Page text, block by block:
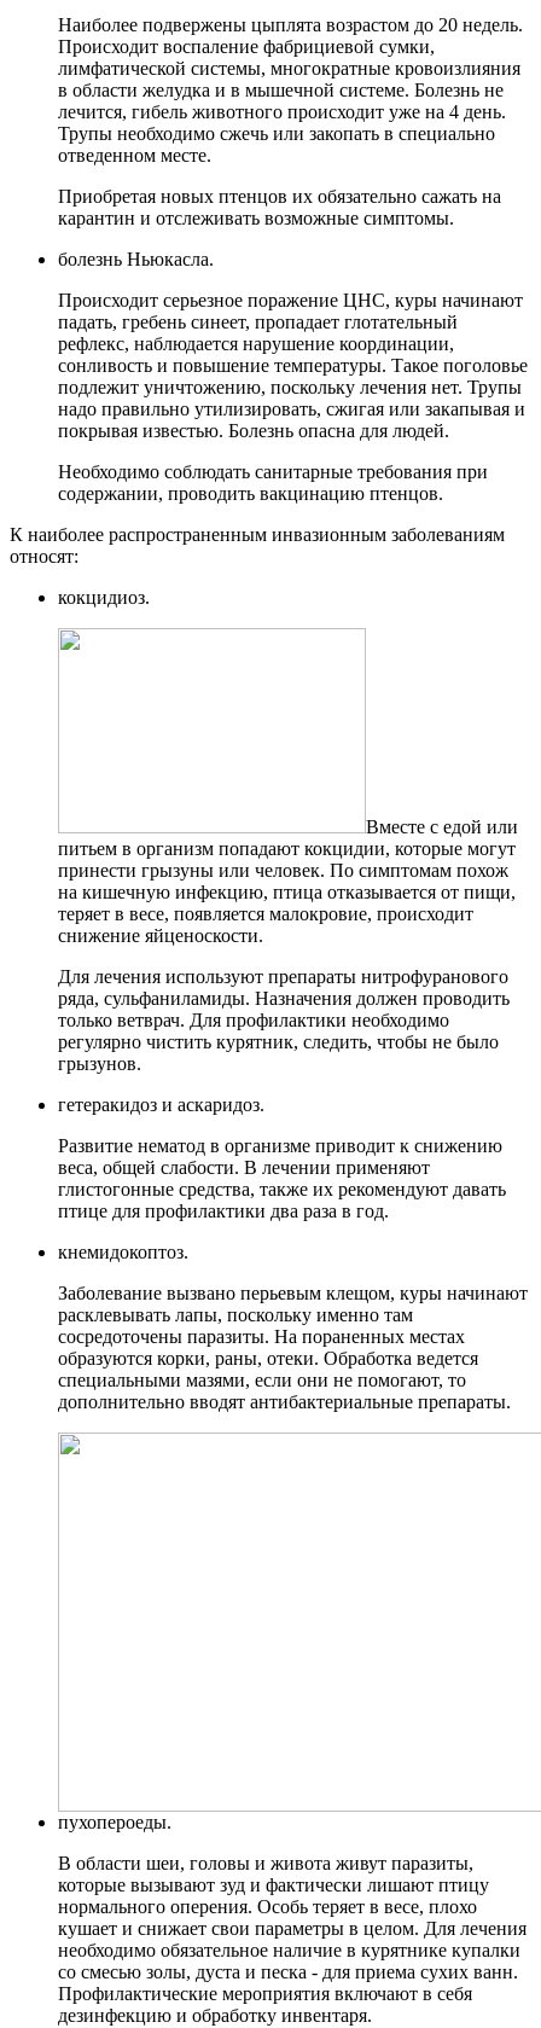
Наиболее подвержены цыплята возрастом до 20 недель.
Происходит воспаление фабрициевой сумки,
лимфатической системы, многократные кровоизлияния
в области желудка и в мышечной системе. Болезнь не
лечится, гибель животного происходит уже на 4 день.
Трупы необходимо сжечь или закопать в специально
отведенном месте.
Приобретая новых птенцов их обязательно сажать на
карантин и отслеживать возможные симптомы.
болезнь Ньюкасла.
Происходит серьезное поражение ЦНС, куры начинают
падать, гребень синеет, пропадает глотательный
рефлекс, наблюдается нарушение координации,
сонливость и повышение температуры. Такое поголовье
подлежит уничтожению, поскольку лечения нет. Трупы
надо правильно утилизировать, сжигая или закапывая и
покрывая известью. Болезнь опасна для людей.
Необходимо соблюдать санитарные требования при
содержании, проводить вакцинацию птенцов.
К наиболее распространенным инвазионным заболеваниям
относят:
кокцидиоз.
Вместе с едой или
питьем в организм попадают кокцидии, которые могут
принести грызуны или человек. По симптомам похож
на кишечную инфекцию, птица отказывается от пищи,
теряет в весе, появляется малокровие, происходит
снижение яйценоскости.
Для лечения используют препараты нитрофуранового
ряда, сульфаниламиды. Назначения должен проводить
только ветврач. Для профилактики необходимо
регулярно чистить курятник, следить, чтобы не было
грызунов.
гетеракидоз и аскаридоз.
Развитие нематод в организме приводит к снижению
веса, общей слабости. В лечении применяют
глистогонные средства, также их рекомендуют давать
птице для профилактики два раза в год.
кнемидокоптоз.
Заболевание вызвано перьевым клещом, куры начинают
расклевывать лапы, поскольку именно там
сосредоточены паразиты. На пораненных местах
образуются корки, раны, отеки. Обработка ведется
специальными мазями, если они не помогают, то
дополнительно вводят антибактериальные препараты.
пухопероеды.
В области шеи, головы и живота живут паразиты,
которые вызывают зуд и фактически лишают птицу
нормального оперения. Особь теряет в весе, плохо
кушает и снижает свои параметры в целом. Для лечения
необходимо обязательное наличие в курятнике купалки
со смесью золы, дуста и песка - для приема сухих ванн.
Профилактические мероприятия включают в себя
дезинфекцию и обработку инвентаря.